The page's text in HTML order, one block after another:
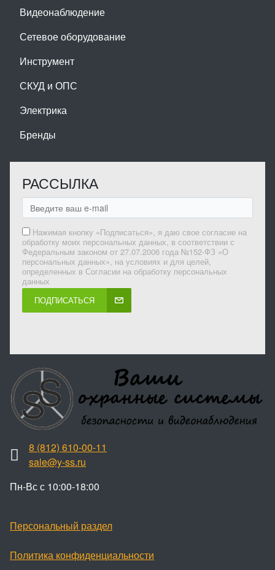
Видеонаблюдение
Сетевое оборудование
Инструмент
СКУД и ОПС
Электрика
Бренды
РАССЫЛКА
Нажимая кнопку «Подписаться», я даю свое согласие на
обработку моих персональных данных, в соответствии с
Федеральным законом от 27.07.2006 года №152-ФЗ «О
персональных данных», на условиях и для целей,
определенных в Согласии на обработку персональных
данных
ПОДПИСАТЬСЯ
8 (812) 610-00-11
sale@y-ss.ru
Пн-Вс с 10:00-18:00
Персональный раздел
Политика конфиденциальности